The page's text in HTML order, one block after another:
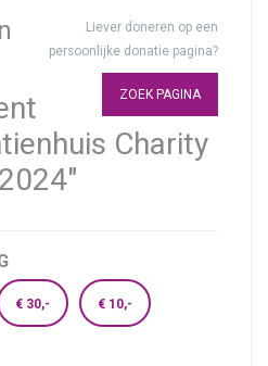
Liever doneren op een
persoonlijke donatie pagina?
ZOEK PAGINA
Charity
€ 30,- € 10,-